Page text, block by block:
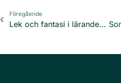
Föregående
Lek och fantasi i lärandeprocessen